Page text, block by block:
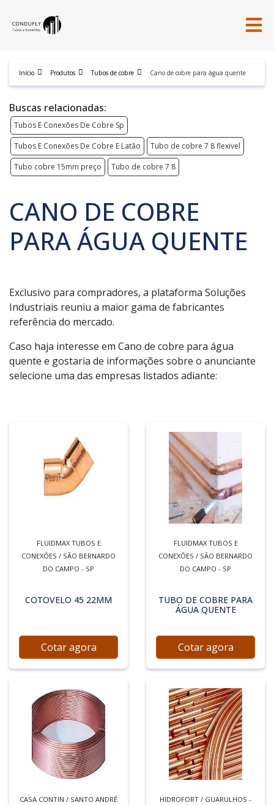
Início Produtos Tubos de cobre Cano de cobre para água quente
Buscas relacionadas:
Tubos E Conexões De Cobre Sp
Tubos E Conexões De Cobre E Latão
Tubo de cobre 7 8 flexivel
Tubo cobre 15mm preço
Tubo de cobre 7 8
CANO DE COBRE
PARA ÁGUA QUENTE
Exclusivo para compradores, a plataforma Soluções
Industriais reuniu a maior gama de fabricantes
referência do mercado.
Caso haja interesse em Cano de cobre para água
quente e gostaria de informações sobre o anunciante
selecione uma das empresas listados adiante:
FLUIDMAX TUBOS E
CONEXÕES / SÃO BERNARDO
DO CAMPO - SP
COTOVELO 45 22MM
Cotar agora
FLUIDMAX TUBOS E
CONEXÕES / SÃO BERNARDO
DO CAMPO - SP
TUBO DE COBRE PARA
ÁGUA QUENTE
Cotar agora
CASA CONTIN / SANTO ANDRÉ
HIDROFORT / GUARULHOS -